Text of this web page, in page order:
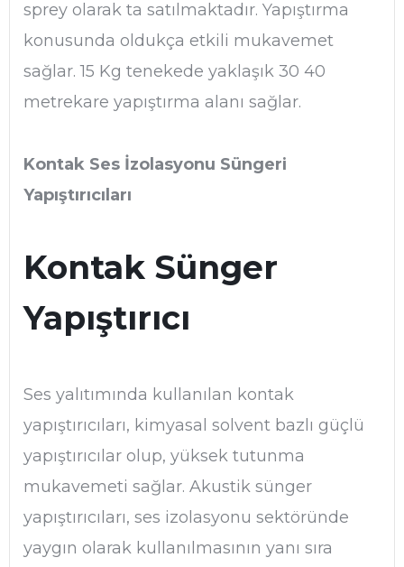
sprey olarak ta satılmaktadır. Yapıştırma
konusunda oldukça etkili mukavemet
sağlar. 15 Kg tenekede yaklaşık 30 40
metrekare yapıştırma alanı sağlar.
Kontak Ses İzolasyonu Süngeri
Yapıştırıcıları
Kontak Sünger
Yapıştırıcı
Ses yalıtımında kullanılan kontak
yapıştırıcıları, kimyasal solvent bazlı güçlü
yapıştırıcılar olup, yüksek tutunma
mukavemeti sağlar. Akustik sünger
yapıştırıcıları, ses izolasyonu sektöründe
yaygın olarak kullanılmasının yanı sıra